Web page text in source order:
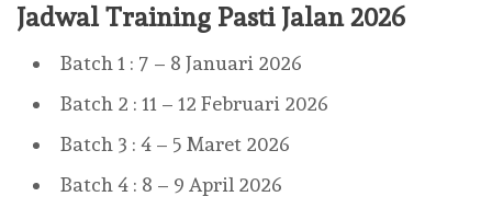
Jadwal Training Pasti Jalan 2026
Batch 1 : 7 – 8 Januari 2026
Batch 2 : 11 – 12 Februari 2026
Batch 3 : 4 – 5 Maret 2026
Batch 4 : 8 – 9 April 2026